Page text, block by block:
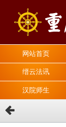
网站首页
缙云法讯
汉院师生